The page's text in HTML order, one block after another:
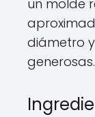
un molde
diámetro
generosas.